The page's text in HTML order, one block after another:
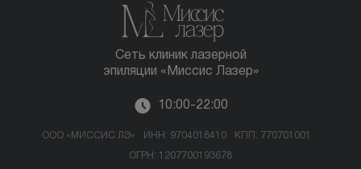
Сеть клиник лазерной
эпиляции «Миссис Лазер»
10:00-22:00
ООО «МИССИС ЛЭ» ИНН: 9704018410 КПП: 770701001
ОГРН: 1207700193678